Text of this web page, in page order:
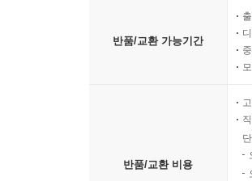
반품/교환 가능기간
반품/교환 비용